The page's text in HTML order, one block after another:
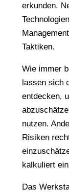
erkunden.
Taktiken.
Wie immer
lassen sich
entdecken,
nutzen.
Risiken
kalkuliert
Das